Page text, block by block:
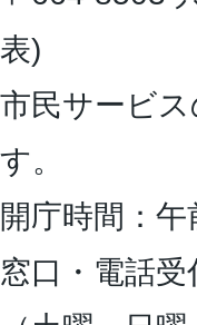
表)
市民サービ
す。
開庁時間：
窓口・電話